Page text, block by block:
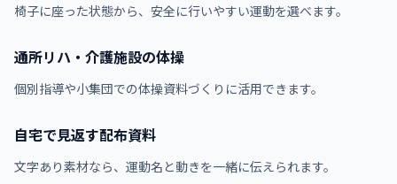
椅子に座った状態から、安全に行いやすい運動を選べます。
通所リハ・介護施設の体操
個別指導や小集団での体操資料づくりに活用できます。
自宅で見返す配布資料
文字あり素材なら、運動名と動きを一緒に伝えられます。